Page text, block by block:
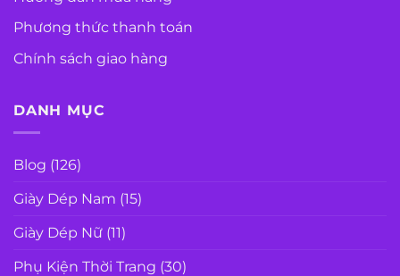
Phương thức thanh toán
Chính sách giao hàng
DANH MỤC
Blog (126)
Giày Dép Nam (15)
Giày Dép Nữ (11)
Phụ Kiện Thời Trang (30)